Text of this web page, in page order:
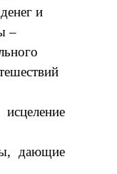
и
–
дающие